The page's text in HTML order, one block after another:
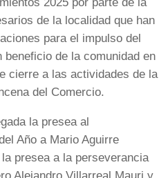
de la localidad que han
para el impulso del
de la comunidad en
cierre a las actividades de la
del Comercio.
la presea al
Año a Mario Aguirre
presea a la perseverancia